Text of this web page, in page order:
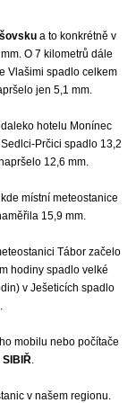
a to konkrétně v
O 7 kilometrů dále
Vlašimi spadlo celkem
jen 5,1 mm.
hotelu Monínec
Prčici spadlo 13,2
12,6 mm.
místní meteostanice
15,9 mm.
Tábor začelo
hodiny spadlo velké
v Ješeticích spadlo
mobilu nebo počítače
SIBIŘ.
v našem regionu.